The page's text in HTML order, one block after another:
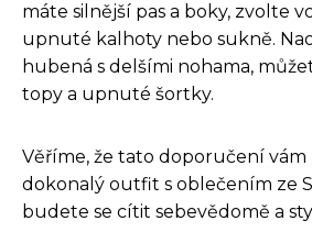
máte silnější pas a boky, zvolte
upnuté kalhoty nebo sukně.
hubená s delšími nohama,
topy a upnuté šortky.
Věříme, že tato doporučení
dokonalý outfit s oblečením ze
budete se cítit sebevědomě a